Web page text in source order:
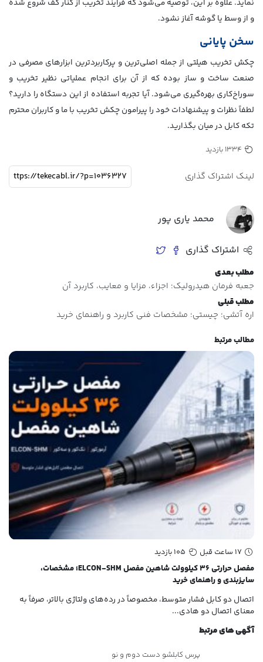
نماید. علاوه بر این، توصیه می‌شود که فرآیند تخریب از کنار کف شروع شده
و از وسط یا گوشه آغاز نشود.
سخن پایانی
چکش تخریب هیلتی از جمله اصلی‌ترین و پرکاربردترین ابزارهای مصرفی در
صنعت ساخت و ساز بوده که از آن برای انجام عملیاتی نظیر تخریب و
سوراخ‌کاری بهره‌گیری می‌شود. آیا تجربه استفاده از این دستگاه را دارید؟
لطفاً نظرات و پیشنهادات خود را پیرامون چکش تخریب با ما و کاربران محترم
تکه کابل در میان بگذارید.
لینک اشتراک گذاری
محمد یاری پور
اشتراک گذاری
مطلب قبلی
اره آتشی؛ چیستی؛ مشخصات فنی کاربرد و راهنمای خرید
مطلب بعدی
جعبه فرمان هیدرولیک؛ اجزاء، مزایا و معایب، کاربرد آن
مطالب مرتبط
مفصل حرارتی ۳۶ کیلوولت شاهین مفصل ELCON-SHM؛ مشخصات،
سایزبندی و راهنمای خرید
اتصال دو کابل فشار متوسط، مخصوصاً در رده‌های ولتاژی بالاتر، صرفاً به
معنای اتصال دو هادی...
آگهی های مرتبط
پرس کابلشو دست دوم و نو